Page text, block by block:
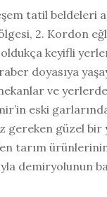
tatil beldeleri
2. Kordon
keyifli
doyasıya
ve
eski
gereken güzel bir
tarım
demiryolunun